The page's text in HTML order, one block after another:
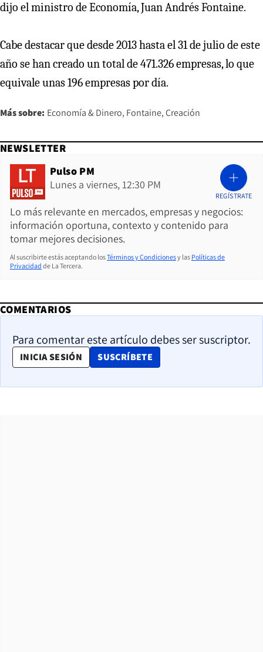
dijo el ministro de Economía, Juan Andrés Fontaine.
Cabe destacar que desde 2013 hasta el 31 de julio de este
año se han creado un total de 471.326 empresas, lo que
equivale unas 196 empresas por día.
Más sobre: Economía & Dinero Fontaine Creación
NEWSLETTER
Pulso PM
Lunes a viernes, 12:30 PM
Lo más relevante en mercados, empresas y negocios:
información oportuna, contexto y contenido para
tomar mejores decisiones.
REGÍSTRATE
Al suscribirte estás aceptando losTérminos y Condicionesy las Políticas de
Privacidad de La Tercera.
COMENTARIOS
Para comentar este artículo debes ser suscriptor.
INICIA SESIÓN SUSCRÍBETE
OPENS IN NEW WINDOW